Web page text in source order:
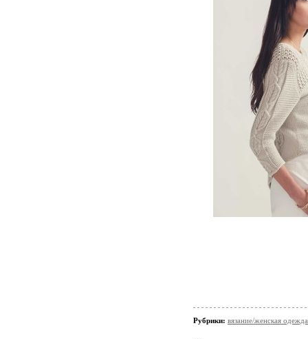
Рубрики: вязание/женская одежда